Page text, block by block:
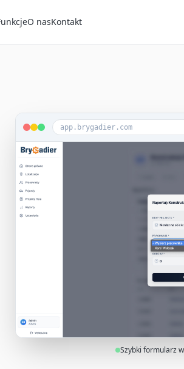
O nasKontakt
app.brygadier.com
Szybki formularz